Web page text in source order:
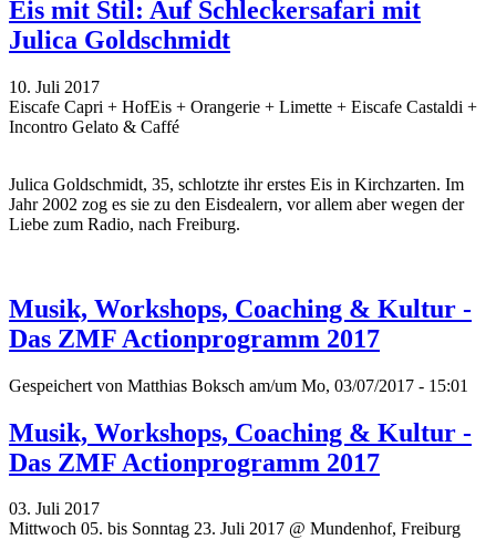
Eis mit Stil: Auf Schleckersafari mit
Julica Goldschmidt
10. Juli 2017
Eiscafe Capri + HofEis + Orangerie + Limette + Eiscafe Castaldi +
Incontro Gelato & Caffé
Julica Goldschmidt, 35, schlotzte ihr erstes Eis in Kirchzarten. Im
Jahr 2002 zog es sie zu den Eisdealern, vor allem aber wegen der
Liebe zum Radio, nach Freiburg.
Musik, Workshops, Coaching & Kultur -
Das ZMF Actionprogramm 2017
Gespeichert von Matthias Boksch am/um Mo, 03/07/2017 - 15:01
Musik, Workshops, Coaching & Kultur -
Das ZMF Actionprogramm 2017
03. Juli 2017
Mittwoch 05. bis Sonntag 23. Juli 2017 @ Mundenhof, Freiburg